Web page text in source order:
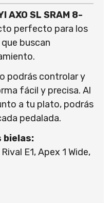
AXO SL SRAM 8-
perfecto para los
buscan
podrás controlar y
fácil y precisa. Al
a tu plato, podrás
pedalada.
bielas:
E1, Apex 1 Wide,